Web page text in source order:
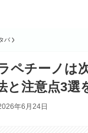
バ
ペチーノは
と注意点3選
年6月24日